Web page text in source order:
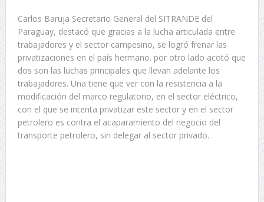
Carlos Baruja Secretario General del SITRANDE del
Paraguay, destacó que gracias a la lucha articulada entre
trabajadores y el sector campesino, se logró frenar las
privatizaciones en el país hermano. por otro lado acotó que
dos son las luchas principales que llevan adelante los
trabajadores. Una tiene que ver con la resistencia a la
modificación del marco regulatorio, en el sector eléctrico,
con el que se intenta privatizar este sector y en el sector
petrolero es contra el acaparamiento del negocio del
transporte petrolero, sin delegar al sector privado.